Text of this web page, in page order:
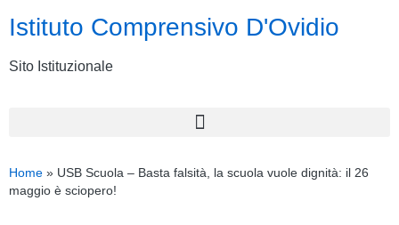
Istituto Comprensivo D'Ovidio
Sito Istituzionale
Home » USB Scuola – Basta falsità, la scuola vuole dignità: il 26
maggio è sciopero!